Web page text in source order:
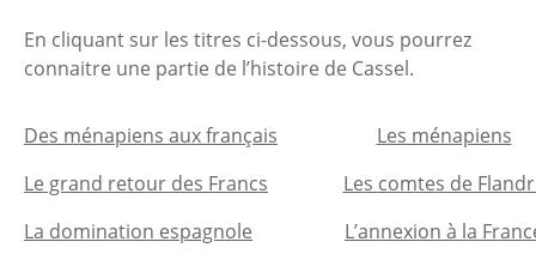
En cliquant sur les titres ci-dessous, vous pourrez
connaitre une partie de l’histoire de Cassel.
Des ménapiens aux français
Les ménapiens
Le grand retour des Francs
Les comtes de
La domination espagnole
L’annexion à la